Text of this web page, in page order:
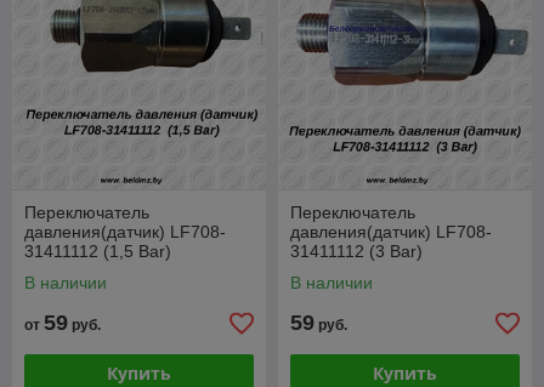
Переключатель
давления(датчик) LF708-
31411112 (1,5 Bar)
В наличии
от 59 руб.
Купить
Переключатель
давления(датчик) LF708-
31411112 (3 Bar)
В наличии
59 руб.
Купить